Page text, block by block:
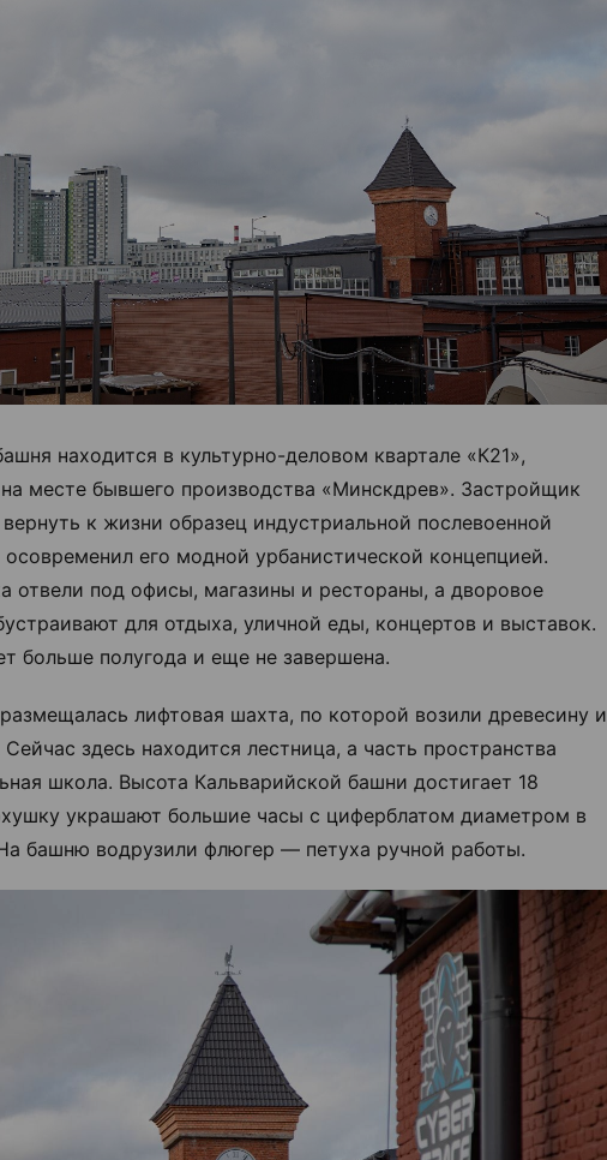
находится в культурно-деловом квартале «К21»,
месте бывшего производства «Минскдрев». Застройщик
вернуть к жизни образец индустриальной послевоенной
его модной урбанистической концепцией.
отвели под офисы, магазины и рестораны, а дворовое
для отдыха, уличной еды, концертов и выставок.
больше полугода и еще не завершена.
лифтовая шахта, по которой возили древесину и
здесь находится лестница, а часть пространства
школа. Высота Кальварийской башни достигает 18
украшают большие часы с циферблатом диаметром в
башню водрузили флюгер — петуха ручной работы.